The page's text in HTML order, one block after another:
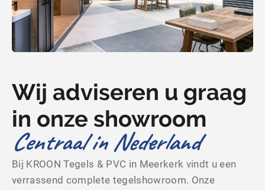
Wij adviseren u graag
in onze showroom
Centraal in Nederland
Bij KROON Tegels & PVC in Meerkerk vindt u een
verrassend complete tegelshowroom. Onze